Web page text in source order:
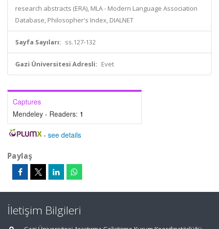
research abstracts (ERA), MLA - Modern Language Association
Database, Philosopher's Index, DIALNET
Sayfa Sayıları: ss.127-132
Gazi Üniversitesi Adresli: Evet
Captures
Mendeley - Readers: 1
- see details
Paylaş
İletişim Bilgileri